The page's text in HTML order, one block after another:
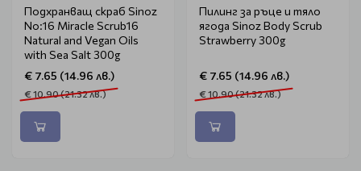
Подхранващ скраб Sinoz
No:16 Miracle Scrub16
Natural and Vegan Oils
with Sea Salt 300g
€ 7.65 (14.96 лв.)
€ 10.90 (21.32 лв.)
Пилинг за ръце и тяло
ягода Sinoz Body Scrub
Strawberry 300g
€ 7.65 (14.96 лв.)
€ 10.90 (21.32 лв.)